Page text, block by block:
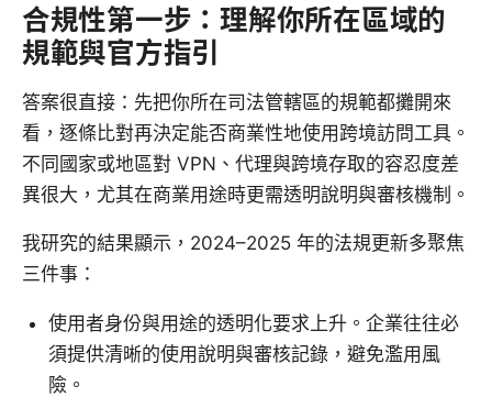
合規性第一步：理解你所在區域的
規範與官方指引
答案很直接：先把你所在司法管轄區的規範都攤開來
看，逐條比對再決定能否商業性地使用跨境訪問工具。
不同國家或地區對 VPN、代理與跨境存取的容忍度差
異很大，尤其在商業用途時更需透明說明與審核機制。
我研究的結果顯示，2024–2025 年的法規更新多聚焦
三件事：
使用者身份與用途的透明化要求上升。企業往往必
須提供清晰的使用說明與審核記錄，避免濫用風
險。